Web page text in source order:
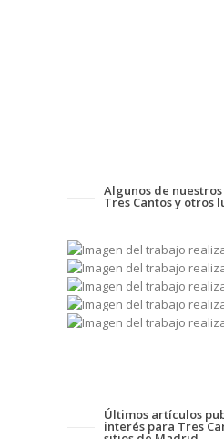
Algunos de
Tres Cantos y otros
Últimos artículos
interés para Tres